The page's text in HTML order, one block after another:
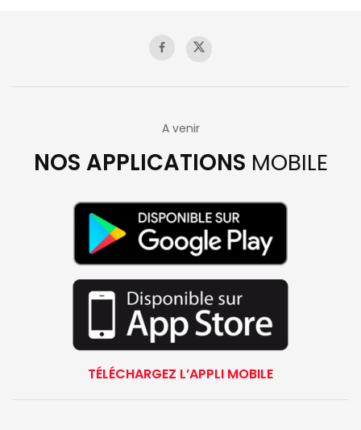
A venir
NOS APPLICATIONS MOBILE
TÉLÉCHARGEZ L’APPLI MOBILE